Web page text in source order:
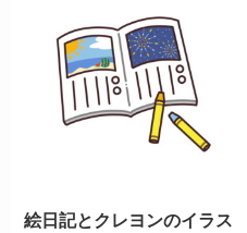
絵日記とクレヨンのイラス